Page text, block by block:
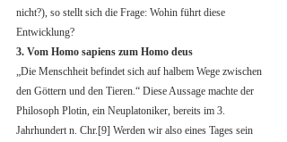
nicht?), so stellt sich die Frage: Wohin führt diese
Entwicklung?
3. Vom Homo sapiens zum Homo deus
„Die Menschheit befindet sich auf halbem Wege zwischen
den Göttern und den Tieren.“ Diese Aussage machte der
Philosoph Plotin, ein Neuplatoniker, bereits im 3.
Jahrhundert n. Chr.[9] Werden wir also eines Tages sein